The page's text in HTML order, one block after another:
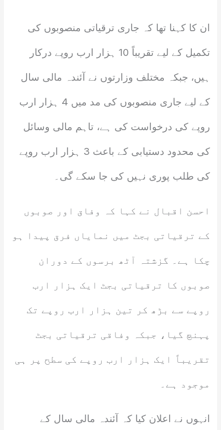
ان کا کہنا تھا کہ جاری ترقیاتی منصوبوں کی
تکمیل کے لیے تقریباً 10 ہزار ارب روپے درکار
ہیں، جبکہ مختلف وزارتوں نے آئندہ مالی سال
کے لیے جاری منصوبوں کی مد میں 4 ہزار ارب
روپے کی درخواست کی ہے، تاہم مالی وسائل
کی محدود دستیابی کے باعث 3 ہزار ارب روپے
کی طلب پوری نہیں کی جا سکے گی۔
احسن اقبال نے کہا کہ وفاق اور صوبوں
کے ترقیاتی بجٹ میں نمایاں فرق پیدا ہو
چکا ہے۔ گزشتہ آٹھ برسوں کے دوران
صوبوں کا ترقیاتی بجٹ ایک ہزار ارب
روپے سے بڑھ کر تین ہزار ارب روپے تک
پہنچ گیا، جبکہ وفاقی ترقیاتی بجٹ
تقریباً ایک ہزار ارب روپے کی سطح پر ہی
موجود ہے۔
انہوں نے اعلان کیا کہ آئندہ مالی سال کے